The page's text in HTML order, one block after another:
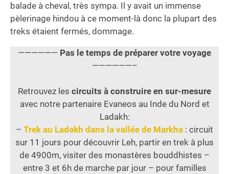
balade à cheval, très sympa. Il y avait un immense
pèlerinage hindou à ce moment-là donc la plupart des
treks étaient fermés, dommage.
—————— Pas le temps de préparer votre voyage
——————–
Retrouvez les circuits à construire en sur-mesure
avec notre partenaire Evaneos au Inde du Nord et
Ladakh:
– Trek au Ladakh dans la vallée de Markha : circuit
sur 11 jours pour découvrir Leh, partir en trek à plus
de 4900m, visiter des monastères bouddhistes –
entre 3 et 6h de marche par jour – pour familles